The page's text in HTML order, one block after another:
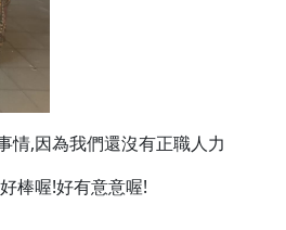
情,因為我們還沒有正職人力
棒喔!好有意意喔!